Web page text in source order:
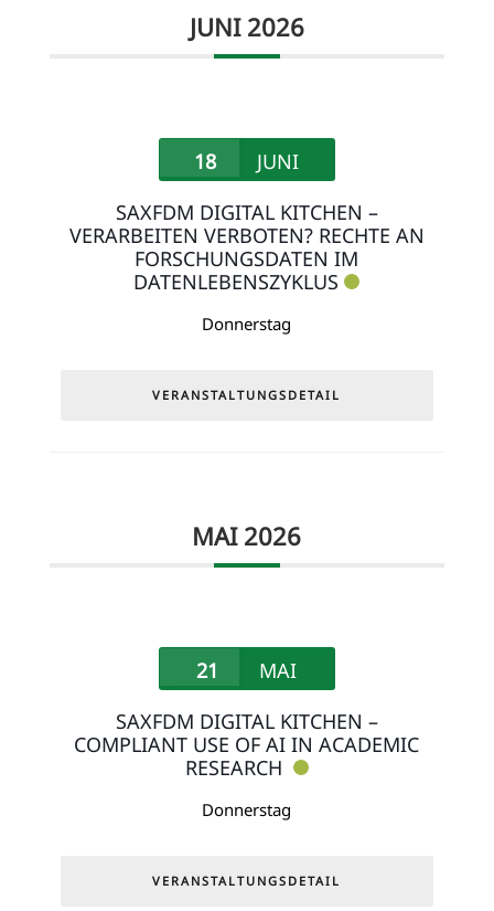
JUNI 2026
18
JUNI
SAXFDM DIGITAL KITCHEN –
VERARBEITEN VERBOTEN? RECHTE AN
FORSCHUNGSDATEN IM
DATENLEBENSZYKLUS
Donnerstag
VERANSTALTUNGSDETAIL
MAI 2026
21
MAI
SAXFDM DIGITAL KITCHEN –
COMPLIANT USE OF AI IN ACADEMIC
RESEARCH
Donnerstag
VERANSTALTUNGSDETAIL